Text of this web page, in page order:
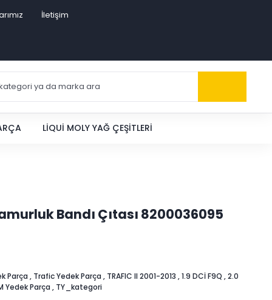
İletişim
LIQUI MOLY YAĞ ÇEŞITLERI
Bandı Çıtası 8200036095
Parça , Trafic Yedek Parça , TRAFIC II 2001-2013 ,1.9 DCİ F9Q ,2.0
Yedek Parça , TY_kategori